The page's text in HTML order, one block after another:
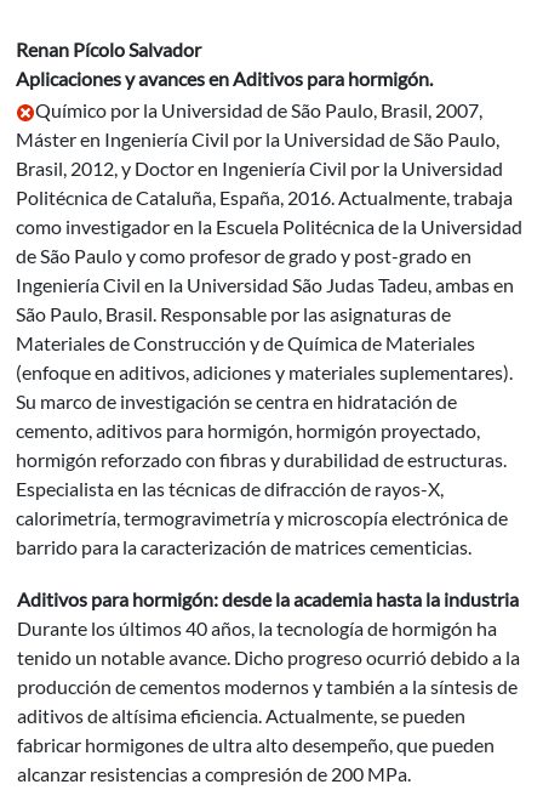
Renan Pícolo Salvador
Aplicaciones y avances en Aditivos para hormigón.
Químico por la Universidad de São Paulo, Brasil, 2007,
Máster en Ingeniería Civil por la Universidad de São Paulo,
Brasil, 2012, y Doctor en Ingeniería Civil por la Universidad
Politécnica de Cataluña, España, 2016. Actualmente, trabaja
como investigador en la Escuela Politécnica de la Universidad
de São Paulo y como profesor de grado y post-grado en
Ingeniería Civil en la Universidad São Judas Tadeu, ambas en
São Paulo, Brasil. Responsable por las asignaturas de
Materiales de Construcción y de Química de Materiales
(enfoque en aditivos, adiciones y materiales suplementares).
Su marco de investigación se centra en hidratación de
cemento, aditivos para hormigón, hormigón proyectado,
hormigón reforzado con fibras y durabilidad de estructuras.
Especialista en las técnicas de difracción de rayos-X,
calorimetría, termogravimetría y microscopía electrónica de
barrido para la caracterización de matrices cementicias.
Aditivos para hormigón: desde la academia hasta la industria
Durante los últimos 40 años, la tecnología de hormigón ha
tenido un notable avance. Dicho progreso ocurrió debido a la
producción de cementos modernos y también a la síntesis de
aditivos de altísima eficiencia. Actualmente, se pueden
fabricar hormigones de ultra alto desempeño, que pueden
alcanzar resistencias a compresión de 200 MPa.